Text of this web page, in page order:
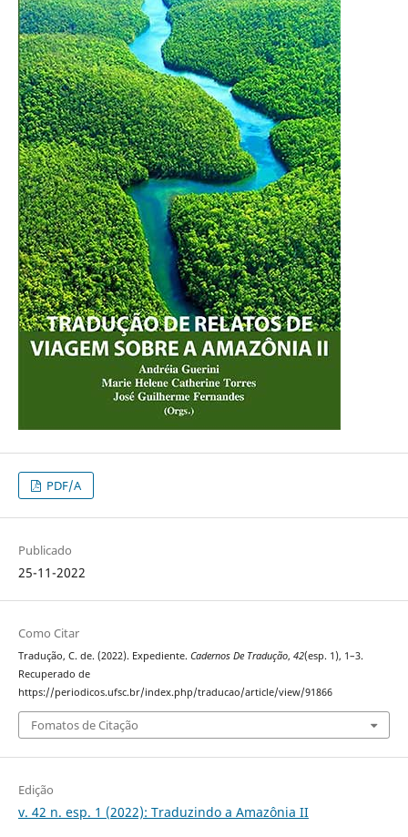
PDF/A
Publicado
25-11-2022
Como Citar
Tradução, C. de. (2022). Expediente. Cadernos De Tradução, 42(esp. 1), 1–3.
Recuperado de
https://periodicos.ufsc.br/index.php/traducao/article/view/91866
Fomatos de Citação
Edição
v. 42 n. esp. 1 (2022): Traduzindo a Amazônia II